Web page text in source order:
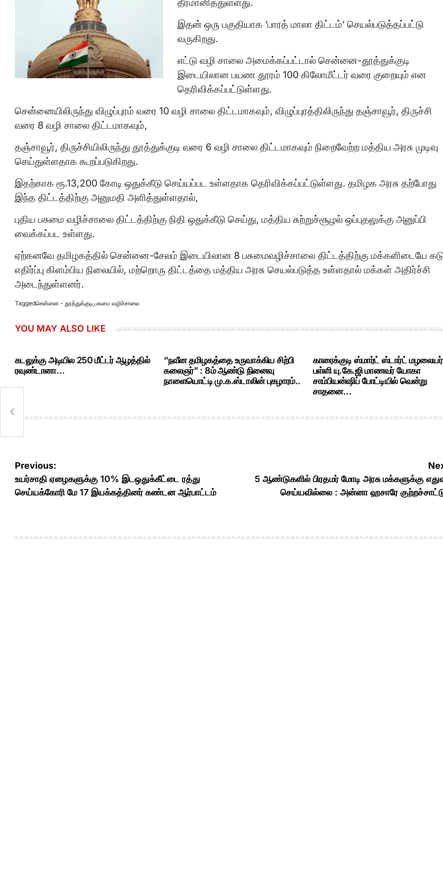
தீர்மானித்துள்ளது.
இதன் ஒரு பகுதியாக ‘பாரத் மாலா திட்டம்’ செயல்படுத்தப்பட்டு
வருகிறது.
எட்டு வழி சாலை அமைக்கப்பட்டால் சென்னை-தூத்துக்குடி
இடையிலான பயண தூரம் 100 கிலோமீட்டர் வரை குறையும் என
தெரிவிக்கப்பட்டுள்ளது.
சென்னையிலிருந்து விழுப்புரம் வரை 10 வழி சாலை திட்டமாகவும், விழுப்புரத்திலிருந்து தஞ்சாவூர், திருச்சி
வரை 8 வழி சாலை திட்டமாகவும்,
தஞ்சாவூர், திருச்சியிலிருந்து தூத்துக்குடி வரை 6 வழி சாலை திட்டமாகவும் நிறைவேற்ற மத்திய அரசு முடிவு
செய்துள்ளதாக கூறப்படுகிறது.
இதற்காக ரூ.13,200 கோடி ஒதுக்கீடு செய்யப்பட உள்ளதாக தெரிவிக்கப்பட்டுள்ளது. தமிழக அரசு தற்போது
இந்த திட்டத்திற்கு அனுமதி அளித்துள்ளதால்,
புதிய பசுமை வழிச்சாலை திட்டத்திற்கு நிதி ஒதுக்கீடு செய்து, மத்திய சுற்றுச்சூழல் ஒப்புதலுக்கு அனுப்பி
வைக்கப்பட உள்ளது.
ஏற்கனவே தமிழகத்தில் சென்னை-சேலம் இடையிலான 8 பசுமைவழிச்சாலை திட்டத்திற்கு மக்களிடையே
எதிர்ப்பு கிளம்பிய நிலையில், மற்றொரு திட்டத்தை மத்திய அரசு செயல்படுத்த உள்ளதால் மக்கள் அதிர்ச்சி
அடைந்துள்ளனர்.
Taggedசென்னை - தூத்துக்குடி,பசுமை வழிச்சாலை
YOU MAY ALSO LIKE
கடலுக்கு அடியில 250 மீட்டர் ஆழத்தில்
ரவுண்டானா…
“நவீன தமிழகத்தை உருவாக்கிய சிற்பி
கலைஞர்” : 8ம் ஆண்டு நினைவு
நாளையொட்டி மு.க.ஸ்டாலின் புகழாரம்..
காரைக்குடி ஸ்மார்ட் ஸ்டார்ட் மழலையர்
பள்ளி யு.கே.ஜி மாணவர் யோகா
சாம்பியன்ஷிப் போட்டியில் வென்று
சாதனை…
Post
navigation
Previous:
உயர்சாதி ஏழைகளுக்கு 10% இடஒதுக்கீட்டை ரத்து
செய்யக்கோரி மே 17 இயக்கத்தினர் கண்டன ஆர்பாட்டம்
5 ஆண்டுகளில் பிரதமர் மோடி அரசு மக்களுக்கு
செய்யவில்லை : அன்னா ஹசாரே